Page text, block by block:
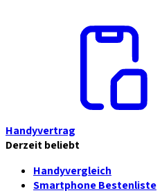
Handyvertrag
Derzeit beliebt
Handyvergleich
Smartphone Bestenliste